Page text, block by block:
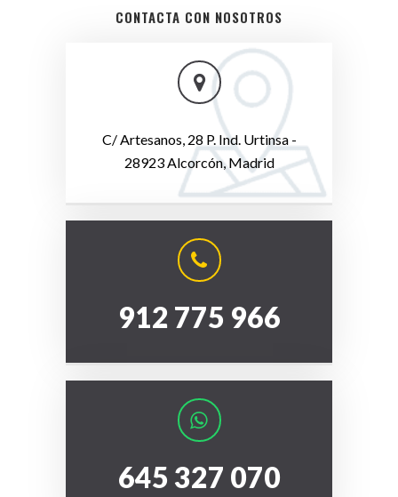
CONTACTA CON NOSOTROS
C/ Artesanos, 28 P. Ind. Urtinsa -
28923 Alcorcón, Madrid
912 775 966
645 327 070